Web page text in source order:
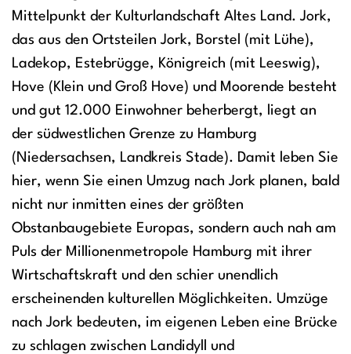
Mittelpunkt der Kulturlandschaft Altes Land. Jork,
das aus den Ortsteilen Jork, Borstel (mit Lühe),
Ladekop, Estebrügge, Königreich (mit Leeswig),
Hove (Klein und Groß Hove) und Moorende besteht
und gut 12.000 Einwohner beherbergt, liegt an
der südwestlichen Grenze zu Hamburg
(Niedersachsen, Landkreis Stade). Damit leben Sie
hier, wenn Sie einen Umzug nach Jork planen, bald
nicht nur inmitten eines der größten
Obstanbaugebiete Europas, sondern auch nah am
Puls der Millionenmetropole Hamburg mit ihrer
Wirtschaftskraft und den schier unendlich
erscheinenden kulturellen Möglichkeiten. Umzüge
nach Jork bedeuten, im eigenen Leben eine Brücke
zu schlagen zwischen Landidyll und